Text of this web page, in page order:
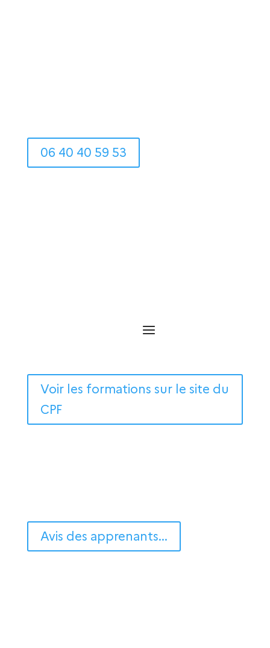
06 40 40 59 53
Voir les formations sur le site du
CPF
Avis des apprenants...